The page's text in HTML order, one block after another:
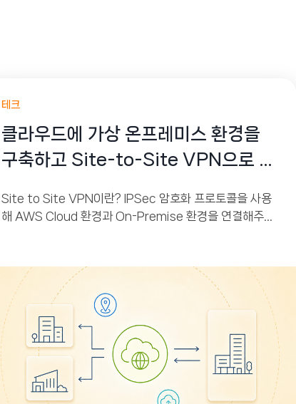
테크
클라우드에 가상 온프레미스 환경을
구축하고 Site-to-Site VPN으로 연
Site to Site VPN이란? IPSec 암호화 프로토콜을 사용
해 AWS Cloud 환경과 On-Premise 환경을 연결해주는
Gateway)가 붙어있으며 이 둘 사이에 IPSec 프로토콜을
이용해 터널링을 만들어 줘 인터넷을 통해서 상호 간 통신
이 가능하게 해주는 원리입니다.